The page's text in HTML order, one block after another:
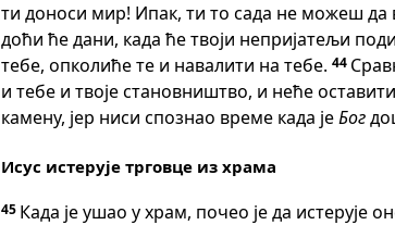
ти доноси мир! Ипак, ти то сада не можеш да
доћи ће дани, када ће твоји непријатељи
тебе, опколиће те и навалити на тебе. 44
и тебе и твоје становништво, и неће
камену, јер ниси спознао време када јеБог
Исус истерује трговце из храма
45 Када је ушао у храм, почео је да истерује